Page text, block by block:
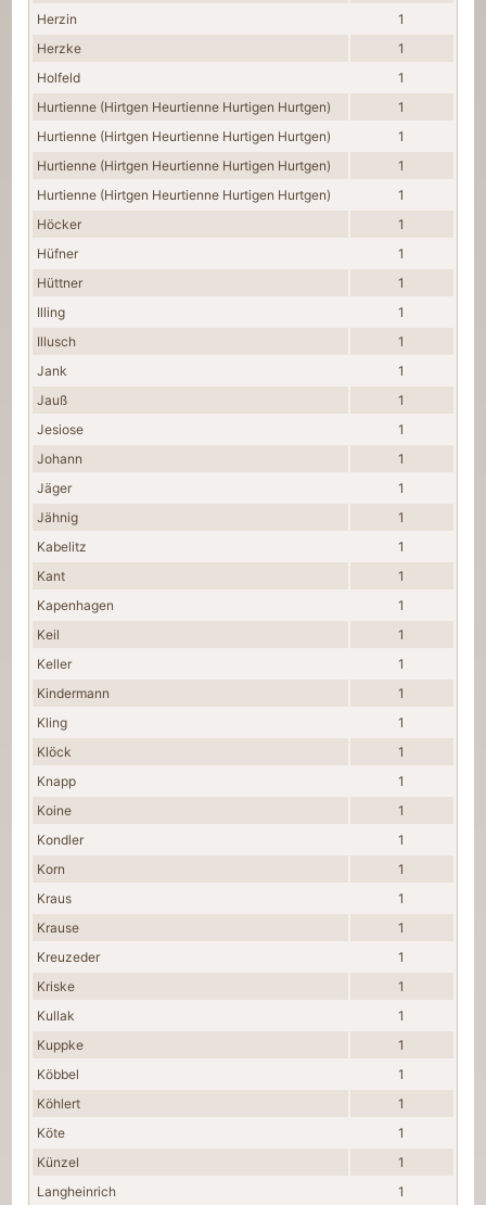
Herzin
1
Herzke
1
Holfeld
1
Hurtienne (Hirtgen Heurtienne Hurtigen Hurtgen)
1
Hurtienne (Hirtgen Heurtienne Hurtigen Hurtgen)
1
Hurtienne (Hirtgen Heurtienne Hurtigen Hurtgen)
1
Hurtienne (Hirtgen Heurtienne Hurtigen Hurtgen)
1
Höcker
1
Hüfner
1
Hüttner
1
Illing
1
Illusch
1
Jank
1
Jauß
1
Jesiose
1
Johann
1
Jäger
1
Jähnig
1
Kabelitz
1
Kant
1
Kapenhagen
1
Keil
1
Keller
1
Kindermann
1
Kling
1
Klöck
1
Knapp
1
Koine
1
Kondler
1
Korn
1
Kraus
1
Krause
1
Kreuzeder
1
Kriske
1
Kullak
1
Kuppke
1
Köbbel
1
Köhlert
1
Köte
1
Künzel
1
Langheinrich
1